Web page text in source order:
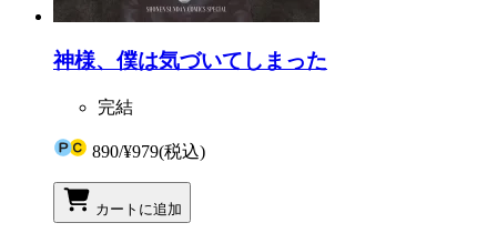
神様、僕は気づいてしまった
完結
890/¥979(税込)
カートに追加